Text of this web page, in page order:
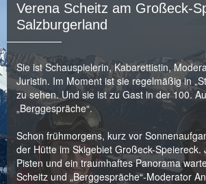
Verena Scheitz am Großeck-
Salzburgerland
Sie ist Schauspielerin, Kabarettistin,
Juristin. Im Moment ist sie regelmäßig in
zu sehen. Und sie ist zu Gast in der 100.
„Berggespräche“.
Schon frühmorgens, kurz vor
der Hütte im Skigebiet Großeck-Speiereck.
Pisten und ein traumhaftes Panorama
Scheitz und „Berggespräche“-Moderator